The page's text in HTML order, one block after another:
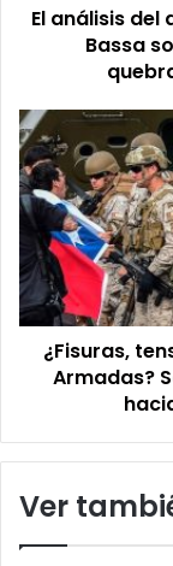
Estado
quebrantamiento
Constitucional
El análisis
Bassa
¿Fisuras,
tensión,
y/o
desgaste
en
las
Fuerzas
Armadas?
Sobre
posición
militares
la
popular
¿Fisuras,
Armadas?
Ver